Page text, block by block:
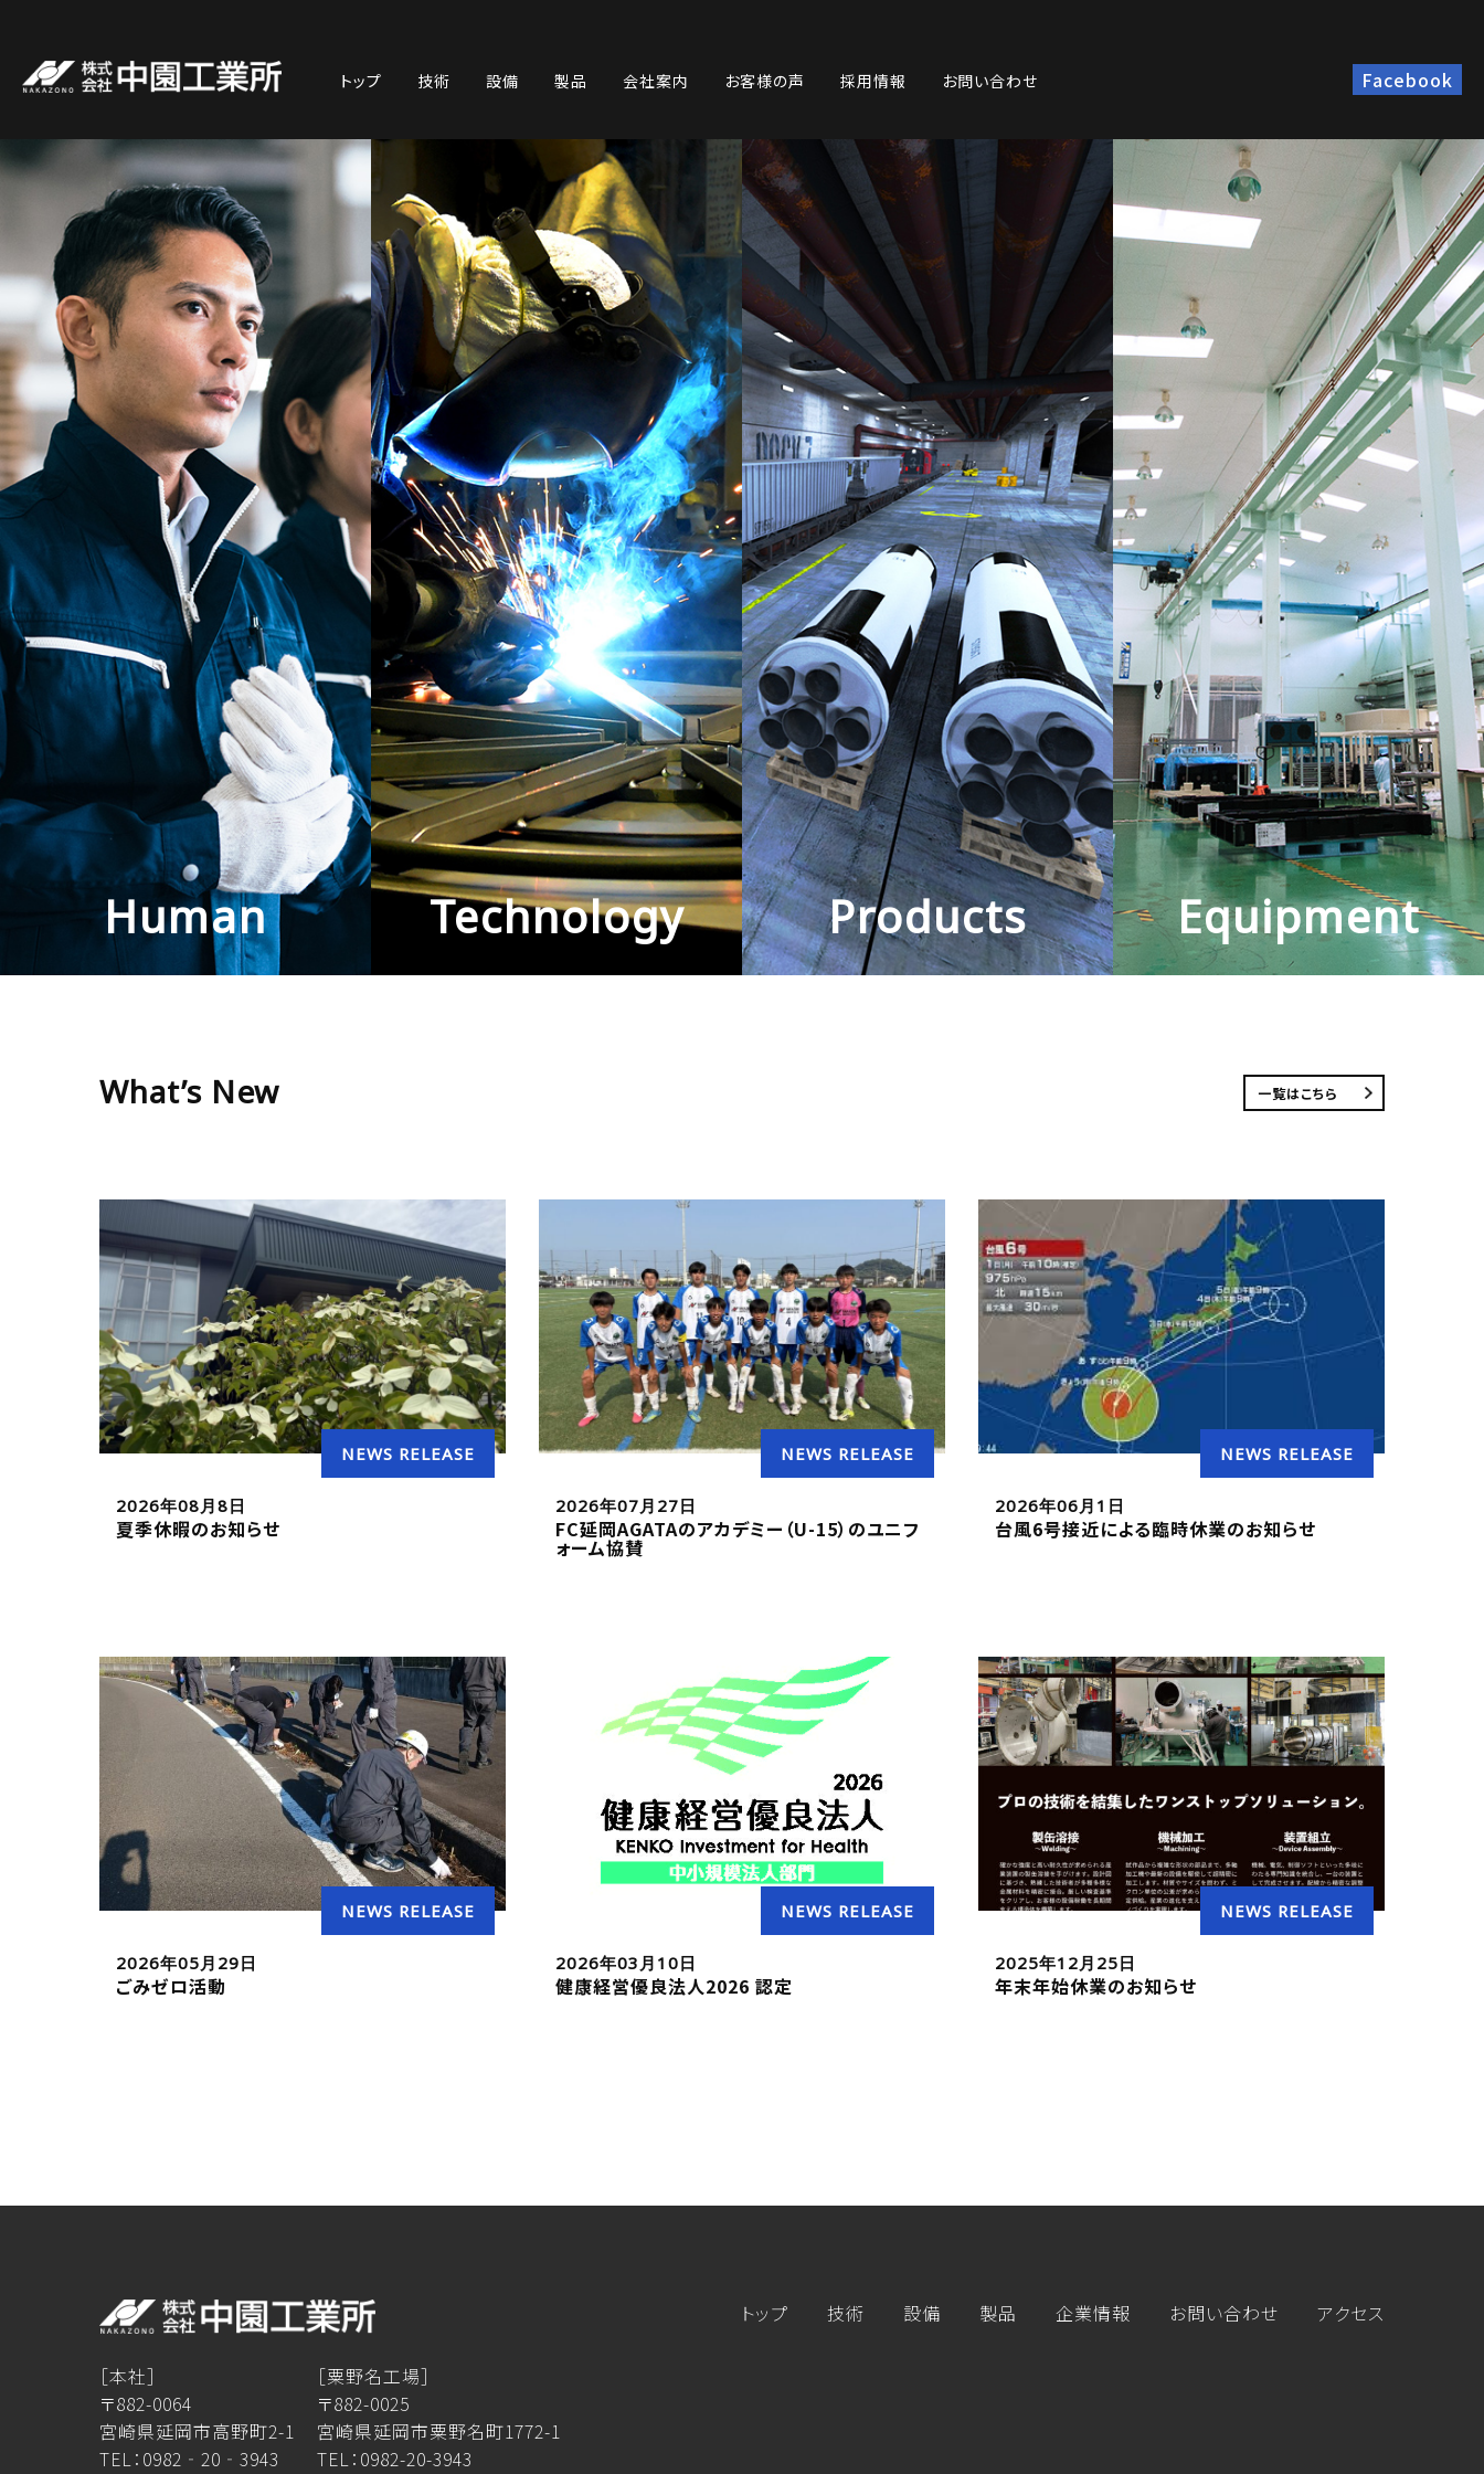
トップ 技術 設備 製品 会社案内 お客様の声 採用情報 お問い合わせ Facebook
Human Technology Products Equipment
What’s New 一覧はこちら
NEWS RELEASE
2026年08月8日
夏季休暇のお知らせ
NEWS RELEASE
2026年07月27日
FC延岡AGATAのアカデミー（U-15）のユニフ
ォーム協賛
NEWS RELEASE
2026年06月1日
台風6号接近による臨時休業のお知らせ
NEWS RELEASE
2026年05月29日
ごみゼロ活動
NEWS RELEASE
2026年03月10日
健康経営優良法人2026 認定
NEWS RELEASE
2025年12月25日
年末年始休業のお知らせ
［本社］
〒882-0064
宮崎県延岡市高野町2-1
TEL：0982‐20‐3943
［粟野名工場］
〒882-0025
宮崎県延岡市粟野名町1772-1
TEL：0982-20-3943
トップ 技術 設備 製品 企業情報 お問い合わせ アクセス